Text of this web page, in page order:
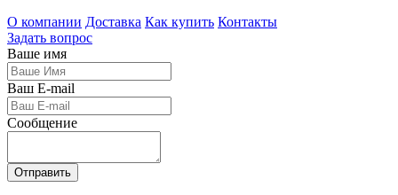
О компании Доставка Как купить Контакты
Задать вопрос
Ваше имя
Ваш E-mail
Сообщение
Отправить